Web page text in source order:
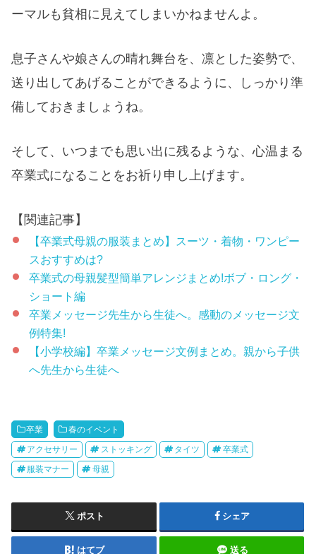
ーマルも貧相に見えてしまいかねませんよ。
息子さんや娘さんの晴れ舞台を、凛とした姿勢で、
送り出してあげることができるように、しっかり準
備しておきましょうね。
そして、いつまでも思い出に残るような、心温まる
卒業式になることをお祈り申し上げます。
【関連記事】
【卒業式母親の服装まとめ】スーツ・着物・ワンピー
スおすすめは?
卒業式の母親髪型簡単アレンジまとめ!ボブ・ロング・
ショート編
卒業メッセージ先生から生徒へ。感動のメッセージ文
例特集!
【小学校編】卒業メッセージ文例まとめ。親から子供
へ先生から生徒へ
卒業 春のイベント
アクセサリー ストッキング タイツ 卒業式
服装マナー 母親
ポスト シェア
はてブ 送る